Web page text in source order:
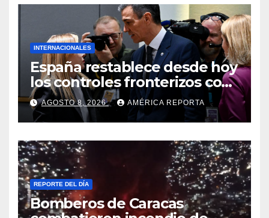
INTERNACIONALES
España restablece desde hoy
los controles fronterizos con
Italia tras el rechazo de Roma
a retirar las restricciones
AGOSTO 8, 2026 AMÉRICA REPORTA
REPORTE DEL DÍA
Bomberos de Caracas